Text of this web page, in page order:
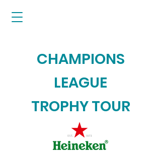
CHAMPIONS
LEAGUE
TROPHY TOUR